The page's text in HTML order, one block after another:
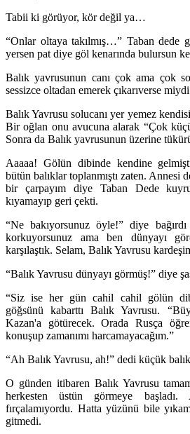
Tabii ki görüyor, kör değil ya…
“Onlar oltaya takılmış…” Taban dede
yersen pat diye göl kenarında bulursun
Balık yavrusunun canı çok ama çok
sessizce oltadan emerek çıkarıverse
Balık Yavrusu solucanı yer yemez
Bir oğlan onu avucuna alarak “Çok
Sonra da Balık yavrusunun üzerine
Aaaaa! Gölün dibinde kendine
bütün balıklar toplanmıştı zaten. Annesi
bir çarpayım diye Taban Dede
kıyamayıp geri çekti.
“Ne bakıyorsunuz öyle!” diye
korkuyorsunuz ama ben dünyayı
karşılaştık. Selam, Balık Yavrusu
“Balık Yavrusu dünyayı görmüş!” diye
“Siz ise her gün cahil cahil gölün
göğsünü kabarttı Balık Yavrusu.
Kazan'a götürecek. Orada Rusça
konuşup zamanımı harcamayacağım.”
“Ah Balık Yavrusu, ah!” dedi küçük
O günden itibaren Balık Yavrusu
herkesten üstün görmeye başladı.
fırçalamıyordu. Hatta yüzünü bile
gitmedi.